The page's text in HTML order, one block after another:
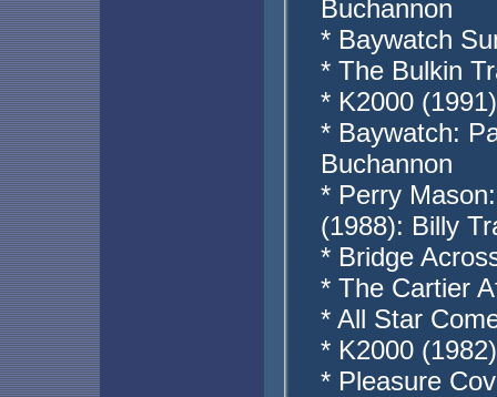
Buchannon
* Baywatch
* The Bulkin
* K2000
* Baywatch:
Buchannon
* Perry
(1988): Billy
* Bridge
* The Cartier
* All Star
* K2000
* Pleasure